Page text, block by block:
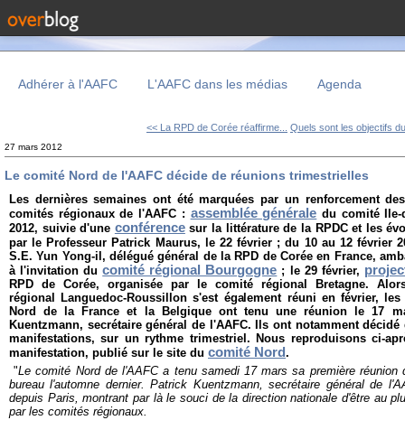
Adhérer à l'AAFC L'AAFC dans les médias Agenda
<< La RPD de Corée réaffirme... Quels sont les objectifs
27 mars 2012
Le comité Nord de l'AAFC décide de réunions trimestrielles
Les dernières semaines ont été marquées par un renforcement
comités régionaux de l'AAFC : assemblée générale du comité Ile-
2012, suivie d'une conférencesur la littérature de la RPDC et les
par le Professeur Patrick Maurus, le 22 février ; du 10 au 12 février
S.E. Yun Yong-il, délégué général de la RPD de Corée en France,
à l'invitation ducomité régional Bourgogne ; le 29 février,
RPD de Corée, organisée par le comité régional Bretagne.
régional Languedoc-Roussillon s'est également réuni en février,
Nord de la France et la Belgique ont tenu une réunion le 17
Kuentzmann, secrétaire général de l'AAFC. Ils ont notamment
manifestations, sur un rythme trimestriel. Nous reproduisons ci-
manifestation, publié sur le site du comité Nord .
"Le comité Nord de l'AAFC a tenu samedi 17 mars sa première réunion
bureau l'automne dernier. Patrick Kuentzmann, secrétaire général de
depuis Paris, montrant par là le souci de la direction nationale d'être au
par les comités régionaux.